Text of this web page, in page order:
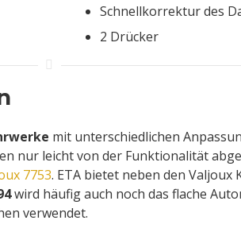
Schnellkorrektur des
2 Drücker
mit unterschiedlichen
nur leicht von der Funktionalität
7753. ETA bietet neben den Valjoux
wird häufig auch noch das flache
verwendet.